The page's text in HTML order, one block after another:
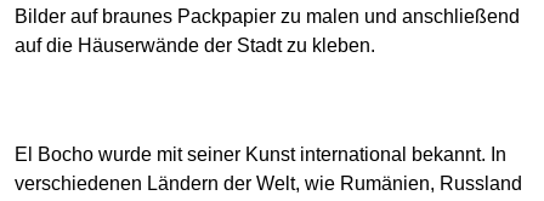
Bilder auf braunes Packpapier zu malen und anschließend
auf die Häuserwände der Stadt zu kleben.
El Bocho wurde mit seiner Kunst international bekannt. In
verschiedenen Ländern der Welt, wie Rumänien, Russland